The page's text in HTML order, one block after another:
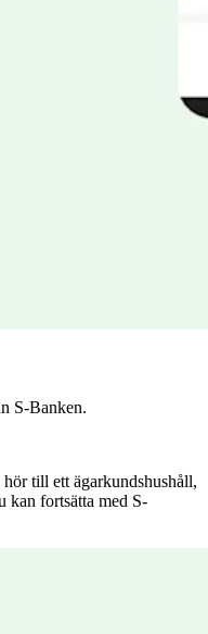
S-Banken.
till ett ägarkundshushåll,
kan fortsätta med S-